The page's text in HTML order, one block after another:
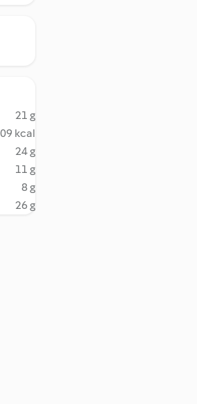
21 g
kcal
24 g
11 g
8 g
26 g